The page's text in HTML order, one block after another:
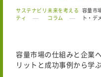
サステナビリ
ティ
未来を考える
コラム
容量市
ト・デ
容量市場の仕組みと企業
リットと成功事例から学